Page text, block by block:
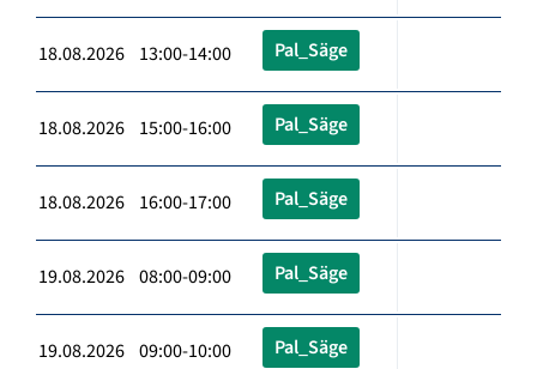
18.08.2026 13:00-14:00 Pal_Säge
18.08.2026 15:00-16:00 Pal_Säge
18.08.2026 16:00-17:00 Pal_Säge
19.08.2026 08:00-09:00 Pal_Säge
19.08.2026 09:00-10:00 Pal_Säge